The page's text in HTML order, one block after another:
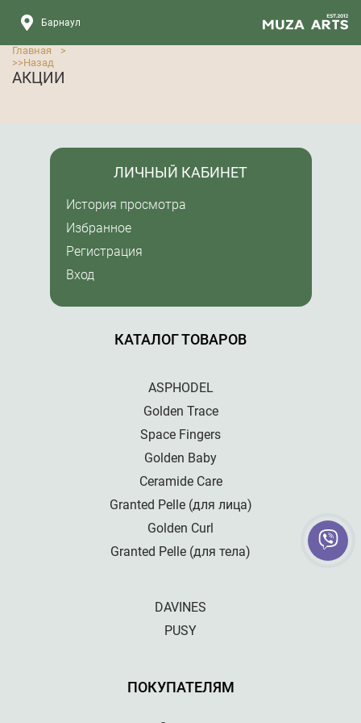
Барнаул
Главная
>
>>Назад
АКЦИИ
КАТАЛОГ ТОВАРОВ
ASPHODEL
Golden Trace
Space Fingers
Golden Baby
Ceramide Care
Granted Pelle (для лица)
Golden Curl
Granted Pelle (для тела)
DAVINES
PUSY
ПОКУПАТЕЛЯМ
ЛИЧНЫЙ КАБИНЕТ
История просмотра
Избранное
Регистрация
Вход